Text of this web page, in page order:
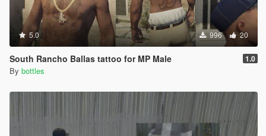
5.0 996 20
South Rancho Ballas tattoo for MP Male 1.0
By bottles